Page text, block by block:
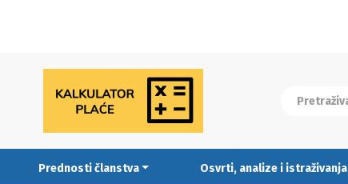
Prednosti članstva Osvrti, analize i istraživanja